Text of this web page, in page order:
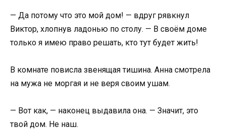
— Да потому что это мой дом! — вдруг рявкнул
Виктор, хлопнув ладонью по столу. — В своём доме
только я имею право решать, кто тут будет жить!
В комнате повисла звенящая тишина. Анна смотрела
на мужа не моргая и не веря своим ушам.
— Вот как, — наконец выдавила она. — Значит, это
твой дом. Не наш.